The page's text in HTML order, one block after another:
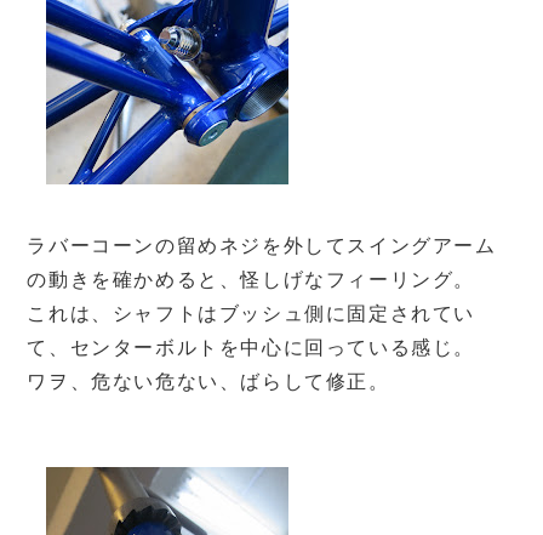
ラバーコーンの留めネジを外してスイングアーム
の動きを確かめると、怪しげなフィーリング。
これは、シャフトはブッシュ側に固定されてい
て、センターボルトを中心に回っている感じ。
ワヲ、危ない危ない、ばらして修正。